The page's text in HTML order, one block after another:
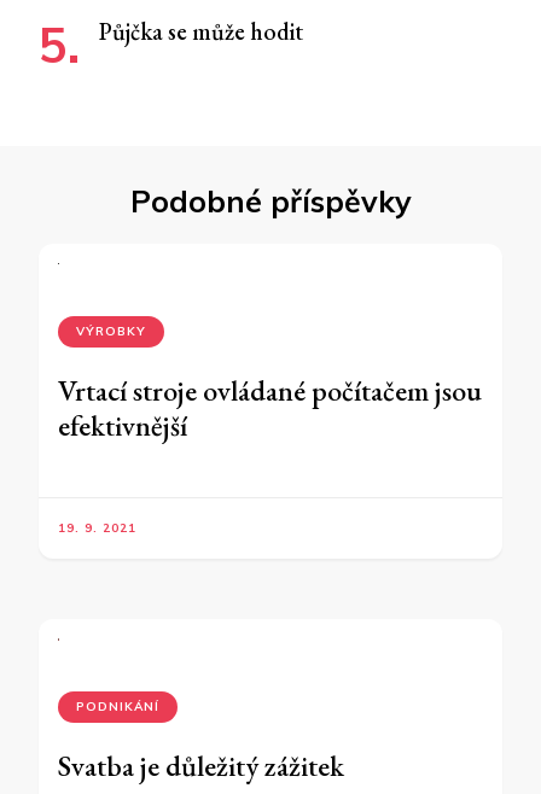
Půjčka se může hodit
Podobné příspěvky
VÝROBKY
Vrtací stroje ovládané počítačem jsou
efektivnější
19. 9. 2021
PODNIKÁNÍ
Svatba je důležitý zážitek